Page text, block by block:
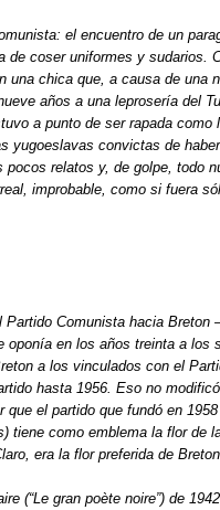
el encuentro de un
de coser uniformes y sudarios.
una chica que, a causa de una
años a una leprosería del
a punto de ser rapada como
yugoeslavas convictas de
pocos relatos y, de golpe, todo
improbable, como si fuera
Partido Comunista hacia Breton
oponía en los años treinta a los
a los vinculados con el
hasta 1956. Eso no
que el partido que fundó en
tiene como emblema la flor de
era la flor preferida de
(“Le gran poète noire”) de